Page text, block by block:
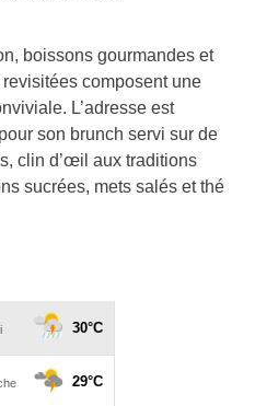
boissons gourmandes et
composent une
L’adresse est
son brunch servi sur de
clin d’œil aux traditions
sucrées, mets salés et thé